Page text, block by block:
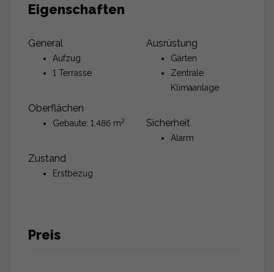
Eigenschaften
General
Aufzug
1 Terrasse
Oberflächen
Gebaute: 1.486 m2
Zustand
Erstbezug
Ausrüstung
Gärten
Zentrale
Klimaanlage
Sicherheit
Alarm
Preis